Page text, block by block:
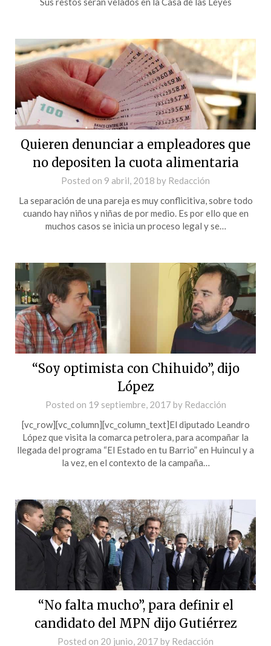
Quieren denunciar a empleadores que
no depositen la cuota alimentaria
Posted on 9 abril, 2018 by Redacción
La separación de una pareja es muy conflicitiva, sobre todo
cuando hay niños y niñas de por medio. Es por ello que en
muchos casos se inicia un proceso legal y se…
“Soy optimista con Chihuido”, dijo
López
Posted on 19 septiembre, 2017 by Redacción
[vc_row][vc_column][vc_column_text]El diputado Leandro
López que visita la comarca petrolera, para acompañar la
llegada del programa “El Estado en tu Barrio” en Huincul y a
la vez, en el contexto de la campaña…
“No falta mucho”, para definir el
candidato del MPN dijo Gutiérrez
Posted on 20 junio, 2017 by Redacción